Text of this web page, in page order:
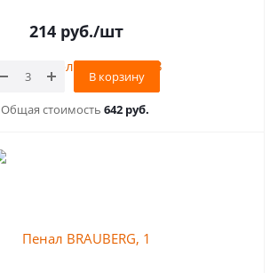
214руб./шт
В корзину
Общая стоимость 642 руб.